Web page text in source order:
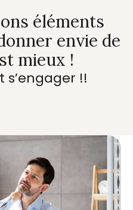
éléments
envie de
mieux !
s’engager !!